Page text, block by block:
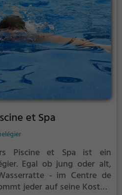
et Spa
Piscine et Spa ist ein
Egal ob jung oder alt,
- im Centre de
jeder auf seine Kosten.